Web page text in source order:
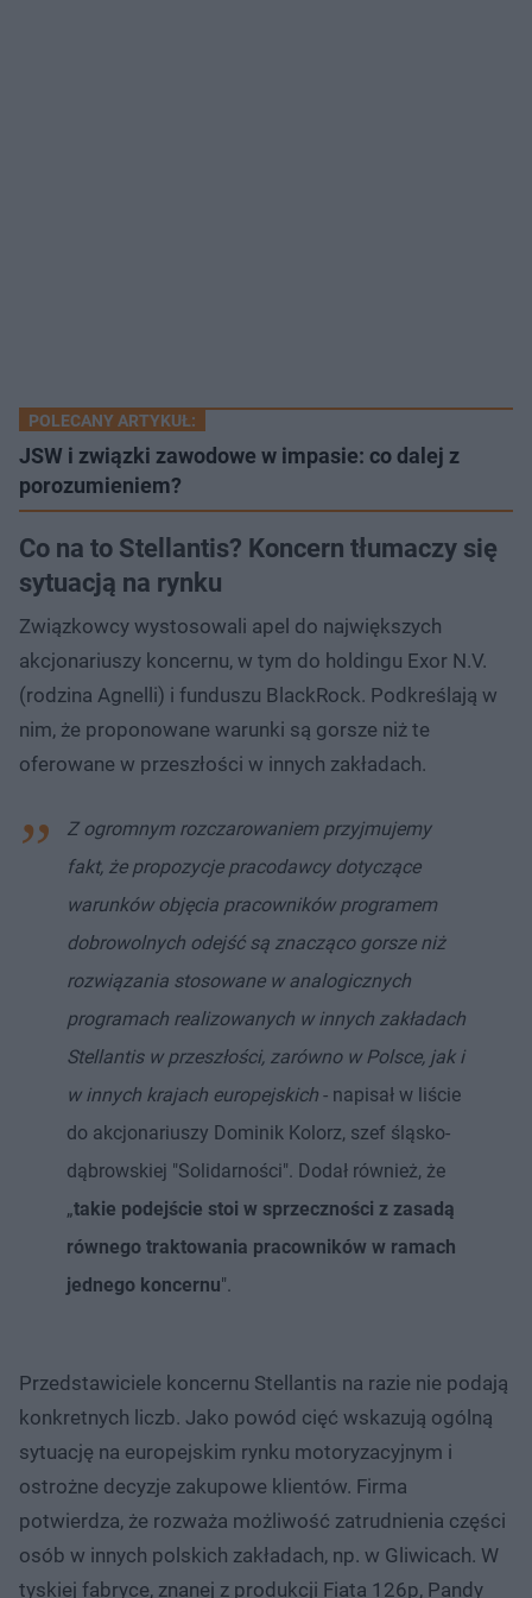
POLECANY ARTYKUŁ:
JSW i związki zawodowe w impasie: co dalej z
porozumieniem?
Co na to Stellantis? Koncern tłumaczy się
sytuacją na rynku
Związkowcy wystosowali apel do największych
akcjonariuszy koncernu, w tym do holdingu Exor N.V.
(rodzina Agnelli) i funduszu BlackRock. Podkreślają w
nim, że proponowane warunki są gorsze niż te
oferowane w przeszłości w innych zakładach.
Z ogromnym rozczarowaniem przyjmujemy
fakt, że propozycje pracodawcy dotyczące
warunków objęcia pracowników programem
dobrowolnych odejść są znacząco gorsze niż
rozwiązania stosowane w analogicznych
programach realizowanych w innych zakładach
Stellantis w przeszłości, zarówno w Polsce, jak i
w innych krajach europejskich - napisał w liście
do akcjonariuszy Dominik Kolorz, szef śląsko-
dąbrowskiej "Solidarności". Dodał również, że
„takie podejście stoi w sprzeczności z zasadą
równego traktowania pracowników w ramach
jednego koncernu".
Przedstawiciele koncernu Stellantis na razie nie podają
konkretnych liczb. Jako powód cięć wskazują ogólną
sytuację na europejskim rynku motoryzacyjnym i
ostrożne decyzje zakupowe klientów. Firma
potwierdza, że rozważa możliwość zatrudnienia części
osób w innych polskich zakładach, np. w Gliwicach. W
tyskiej fabryce, znanej z produkcji Fiata 126p, Pandy